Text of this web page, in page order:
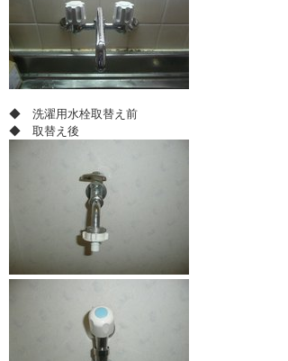
◆ 洗濯用水栓取替え前
◆ 取替え後